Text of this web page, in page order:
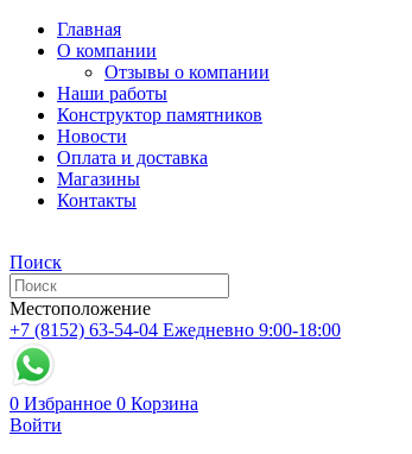
Главная
О компании
Отзывы о компании
Наши работы
Конструктор памятников
Новости
Оплата и доставка
Магазины
Контакты
Поиск
Местоположение
+7 (8152) 63-54-04 Ежедневно 9:00-18:00
0 Избранное 0 Корзина
Войти